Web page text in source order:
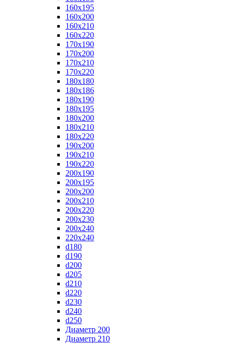
160x195
160x200
160x210
160x220
170x190
170x200
170x210
170x220
180x180
180x186
180x190
180x195
180x200
180x210
180x220
190x200
190x210
190x220
200x190
200x195
200x200
200x210
200x220
200x230
200x240
220x240
d180
d190
d200
d205
d210
d220
d230
d240
d250
Диаметр 200
Диаметр 210